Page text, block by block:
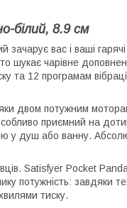
білий, 8.9 см
вас і ваші гарячі
шукає чарівне
та 12 програмам
двом потужним
приємний на
у душ або ванну.
Satisfyer Pocket
потужність: завдяки
тиску.